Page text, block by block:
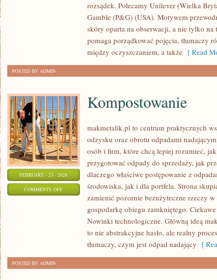
BRYTANIA/HOLANDIA)
rozsądek. Polecamy Unilever (Wielka
Gamble (P&G) (USA). Motywem
skóry oparta na obserwacji, a nie tylko na
pomaga porządkować pojęcia, tłumaczy
między oczyszczaniem, a także [ Read
POSTED BY ADMIN
FEBRUARY - 23 - 2026
COMMENTS OFFON
KOMPOSTOWANIE
Kompostowanie
makmetalik.pl to centrum praktycznych
odzysku oraz obrotu odpadami
osób i firm, które chcą lepiej rozumieć,
przygotować odpady do sprzedaży, jak
dlaczego właściwe postępowanie z
środowiska, jak i dla portfela. Strona
zamienić pozornie bezużyteczne rzeczy
gospodarkę obiegu zamkniętego.
Nowinki technologiczne. Główną ideą
to nie abstrakcyjne hasło, ale realny
tłumaczy, czym jest odpad nadający [
POSTED BY ADMIN